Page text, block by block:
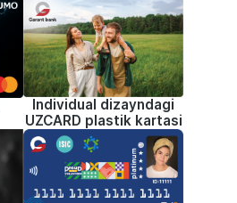
Individual dizayndagi
UZCARD plastik kartasi